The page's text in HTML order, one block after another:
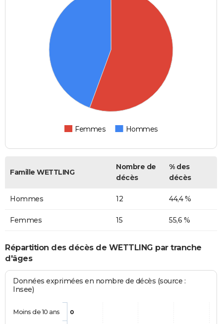
Femmes Hommes
Famille WETTLING
Nombre de
décès
% des
décès
Hommes 12 44,4 %
Femmes 15 55,6 %
Répartition des décès de WETTLING par tranche
d'âges
Données exprimées en nombre de décès (source :
Insee)
0
Moins de 10 ans